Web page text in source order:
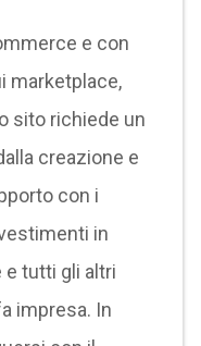
e con
marketplace,
sito richiede un
creazione e
con i
in
e tutti gli altri
impresa. In